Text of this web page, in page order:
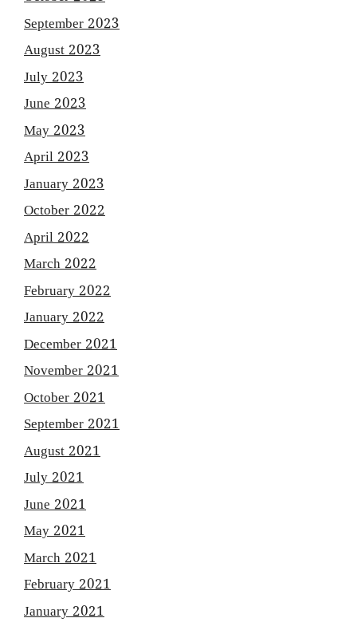
September 2023
August 2023
July 2023
June 2023
May 2023
April 2023
January 2023
October 2022
April 2022
March 2022
February 2022
January 2022
December 2021
November 2021
October 2021
September 2021
August 2021
July 2021
June 2021
May 2021
March 2021
February 2021
January 2021